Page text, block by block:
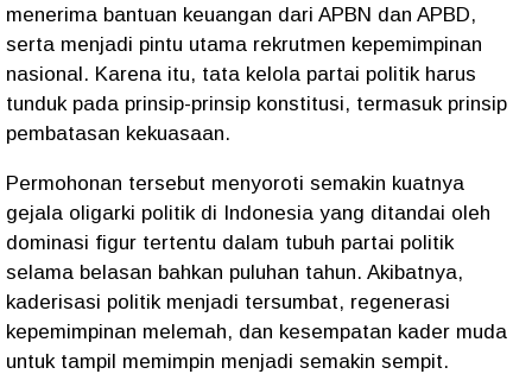
menerima bantuan keuangan dari APBN dan APBD,
serta menjadi pintu utama rekrutmen kepemimpinan
nasional. Karena itu, tata kelola partai politik harus
tunduk pada prinsip-prinsip konstitusi, termasuk prinsip
pembatasan kekuasaan.
Permohonan tersebut menyoroti semakin kuatnya
gejala oligarki politik di Indonesia yang ditandai oleh
dominasi figur tertentu dalam tubuh partai politik
selama belasan bahkan puluhan tahun. Akibatnya,
kaderisasi politik menjadi tersumbat, regenerasi
kepemimpinan melemah, dan kesempatan kader muda
untuk tampil memimpin menjadi semakin sempit.